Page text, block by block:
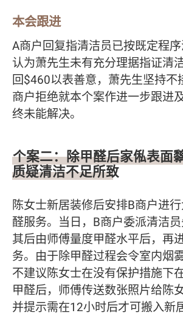
本会跟进
A商户回复指清洁员已按既定程
认为萧先生未有充分理据指证清
回$460以表善意，萧先生坚持不
商户拒绝就本个案作进一步跟进
终未能解决。
个案二：除甲醛后家俬表面
质疑清洁不足所致
陈女士新居装修后安排B商户进
醛服务。当日，B商户委派清洁员
其后由师傅量度甲醛水平后，再
务。由于除甲醛过程会令室内烟
不建议陈女士在没有保护措施下
甲醛后，师傅传送数张照片给陈
并提示需在12小时后才可搬入新